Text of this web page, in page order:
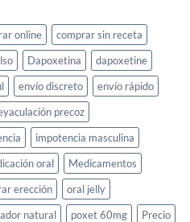
online
comprar sin receta
Dapoxetina
dapoxetine
envío discreto
envío rápido
precoz
impotencia masculina
oral
Medicamentos
erección
oral jelly
natural poxet 60mg
Precio